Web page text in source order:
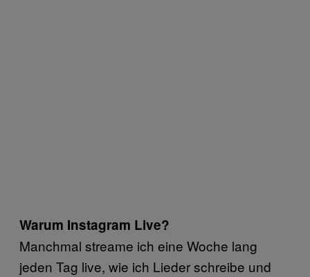
Warum Instagram Live?
Manchmal streame ich eine Woche lang
jeden Tag live, wie ich Lieder schreibe und